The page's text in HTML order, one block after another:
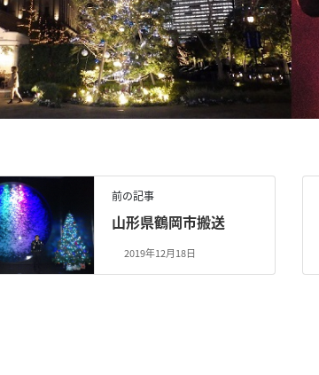
前の記事
山形県鶴岡市搬送
2019年12月18日